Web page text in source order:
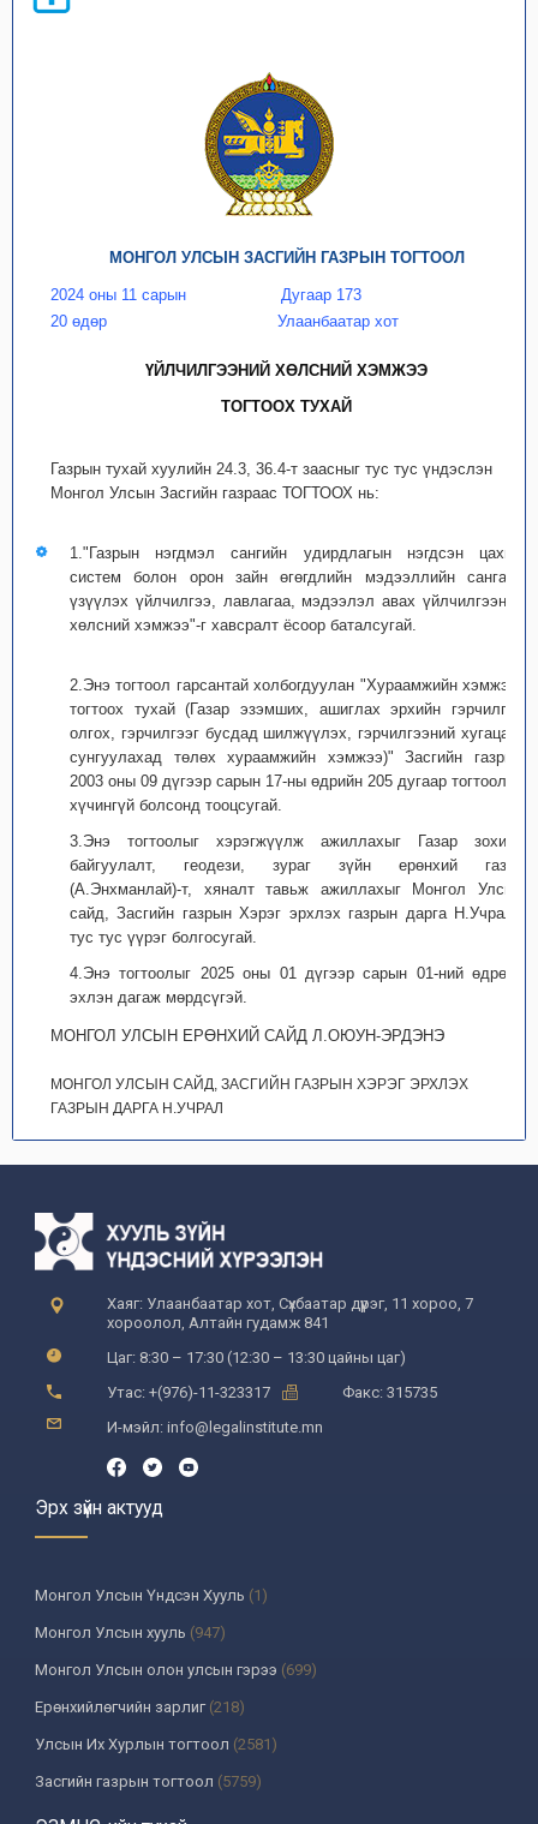
МОНГОЛ УЛСЫН ЗАСГИЙН ГАЗРЫН ТОГТООЛ
2024 оны 11 сарын
20 өдөр
Дугаар 173
Улаанбаатар хот
ҮЙЛЧИЛГЭЭНИЙ ХӨЛСНИЙ ХЭМЖЭЭ
ТОГТООХ ТУХАЙ
Газрын тухай хуулийн 24.3, 36.4-т заасныг тус тус үндэслэн
Монгол Улсын Засгийн газраас ТОГТООХ нь:
1."Газрын нэгдмэл сангийн удирдлагын нэгдсэн цахим
систем болон орон зайн өгөгдлийн мэдээллийн сангаас
үзүүлэх үйлчилгээ, лавлагаа, мэдээлэл авах үйлчилгээний
хөлсний хэмжээ"-г хавсралт ёсоор баталсугай.
2.Энэ тогтоол гарсантай холбогдуулан "Хураамжийн хэмжээг
тогтоох тухай (Газар эзэмших, ашиглах эрхийн гэрчилгээ
олгох, гэрчилгээг бусдад шилжүүлэх, гэрчилгээний хугацааг
сунгуулахад төлөх хураамжийн хэмжээ)" Засгийн газрын
2003 оны 09 дүгээр сарын 17-ны өдрийн 205 дугаар тогтоолыг
хүчингүй болсонд тооцсугай.
3.Энэ тогтоолыг хэрэгжүүлж ажиллахыг Газар зохион
байгуулалт, геодези, зураг зүйн ерөнхий газар
(А.Энхманлай)-т, хяналт тавьж ажиллахыг Монгол Улсын
сайд, Засгийн газрын Хэрэг эрхлэх газрын дарга Н.Учралд
тус тус үүрэг болгосугай.
4.Энэ тогтоолыг 2025 оны 01 дүгээр сарын 01-ний өдрөөс
эхлэн дагаж мөрдсүгэй.
МОНГОЛ УЛСЫН ЕРӨНХИЙ САЙД Л.ОЮУН-ЭРДЭНЭ
МОНГОЛ УЛСЫН САЙД, ЗАСГИЙН ГАЗРЫН ХЭРЭГ ЭРХЛЭХ
ГАЗРЫН ДАРГА Н.УЧРАЛ
Хаяг: Улаанбаатар хот, Сүхбаатар дүүрэг, 11 хороо, 7
хороолол, Алтайн гудамж 841
Цаг: 8:30 – 17:30 (12:30 – 13:30 цайны цаг)
Утас: +(976)-11-323317
Факс: 315735
И-мэйл: info@legalinstitute.mn
Эрх зүйн актууд
Монгол Улсын Үндсэн Хууль (1)
Монгол Улсын хууль (947)
Монгол Улсын олон улсын гэрээ (699)
Ерөнхийлөгчийн зарлиг(218)
Улсын Их Хурлын тогтоол (2581)
Засгийн газрын тогтоол (5759)
Үндсэн хуулийн цэцийн шийдвэр